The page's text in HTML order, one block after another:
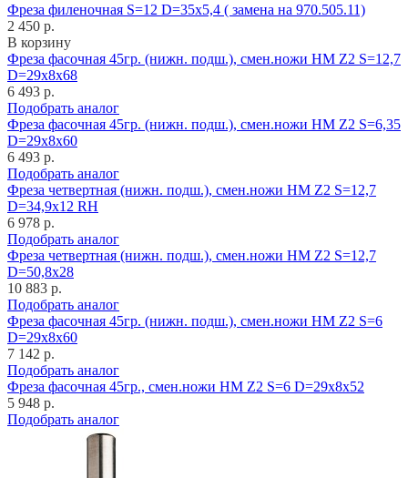
Фреза филеночная S=12 D=35x5,4 ( замена на 970.505.11)
2 450 р.
В корзину
Фреза фасочная 45гр. (нижн. подш.), смен.ножи HM Z2 S=12,7
D=29x8x68
6 493 р.
Подобрать аналог
Фреза фасочная 45гр. (нижн. подш.), смен.ножи HM Z2 S=6,35
D=29x8x60
6 493 р.
Подобрать аналог
Фреза четвертная (нижн. подш.), смен.ножи HM Z2 S=12,7
D=34,9x12 RH
6 978 р.
Подобрать аналог
Фреза четвертная (нижн. подш.), смен.ножи HM Z2 S=12,7
D=50,8x28
10 883 р.
Подобрать аналог
Фреза фасочная 45гр. (нижн. подш.), смен.ножи HM Z2 S=6
D=29x8x60
7 142 р.
Подобрать аналог
Фреза фасочная 45гр., смен.ножи HM Z2 S=6 D=29x8x52
5 948 р.
Подобрать аналог